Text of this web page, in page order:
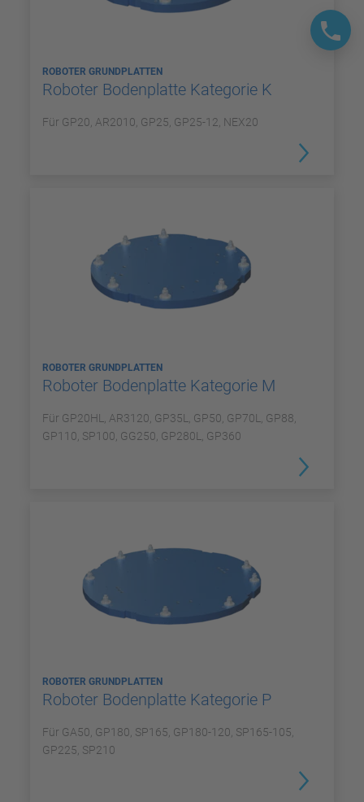
ROBOTER GRUNDPLATTEN
Roboter Bodenplatte Kategorie K
Für GP20, AR2010, GP25, GP25-12, NEX20
ROBOTER GRUNDPLATTEN
Roboter Bodenplatte Kategorie M
Für GP20HL, AR3120, GP35L, GP50, GP70L, GP88,
GP110, SP100, GG250, GP280L, GP360
ROBOTER GRUNDPLATTEN
Roboter Bodenplatte Kategorie P
Für GA50, GP180, SP165, GP180-120, SP165-105,
GP225, SP210